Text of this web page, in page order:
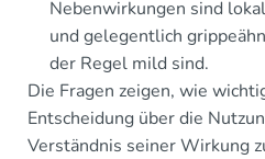
Nebenwirkungen sind
und gelegentlich
der Regel mild sind.
Die Fragen zeigen, wie
Entscheidung über die
Verständnis seiner Wirkung